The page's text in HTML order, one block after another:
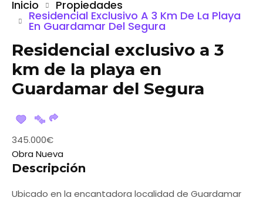
Inicio Propiedades
Residencial Exclusivo A 3 Km De La Playa
En Guardamar Del Segura
Residencial exclusivo a 3
km de la playa en
Guardamar del Segura
345.000€
Obra Nueva
Descripción
Ubicado en la encantadora localidad de Guardamar